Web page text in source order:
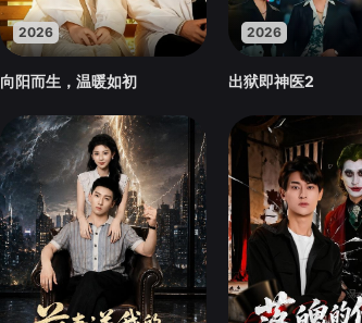
2026
向阳而生，温暖如初
2026
出狱即神医2